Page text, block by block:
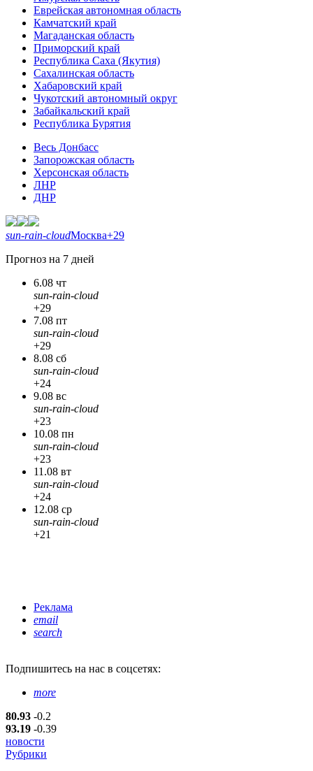
Еврейская автономная область
Камчатский край
Магаданская область
Приморский край
Республика Саха (Якутия)
Сахалинская область
Хабаровский край
Чукотский автономный округ
Забайкальский край
Республика Бурятия
Весь Донбасс
Запорожская область
Херсонская область
ЛНР
ДНР
sun-rain-cloudМосква+29
Прогноз на 7 дней
6.08 чт
sun-rain-cloud
+29
7.08 пт
sun-rain-cloud
+29
8.08 сб
sun-rain-cloud
+24
9.08 вс
sun-rain-cloud
+23
10.08 пн
sun-rain-cloud
+23
11.08 вт
sun-rain-cloud
+24
12.08 ср
sun-rain-cloud
+21
Реклама
email
search
Подпишитесь на нас в соцсетях:
more
80.93 -0.2
93.19 -0.39
новости
Рубрики